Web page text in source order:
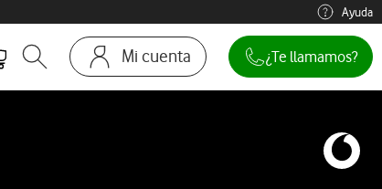
Ayuda
Abrir buscador. Abre en ventana modal
Mi cuenta
Ir a la pagina acceso clientes
¿Te llamamos?